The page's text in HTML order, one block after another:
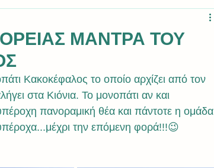
ΜΑΝΤΡΑ ΤΟΥ
Κακοκέφαλος το οποίο αρχίζει από τον
στα Κιόνια. Το μονοπάτι αν και
πανοραμική θέα και πάντοτε η ομάδα
την επόμενη φορά!!!😉